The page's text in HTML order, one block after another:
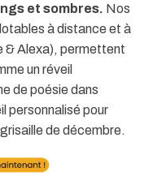
et sombres. Nos
à distance et à
& Alexa), permettent
un réveil
de poésie dans
personnalisé pour
de décembre.